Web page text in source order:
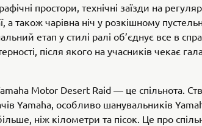
простори, технічні заїзди на
а також чарівна ніч у розкішному
етап у стилі ралі об’єднує все в
після якого на учасників чекає
Motor Desert Raid — це спільнота.
Yamaha, особливо шанувальників
ніж кілометри та пісок. Це про